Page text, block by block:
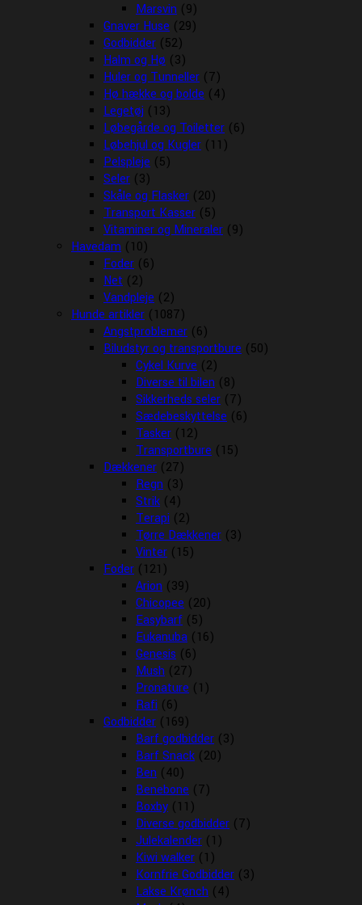
Marsvin (9)
Gnaver Huse (29)
Godbidder (52)
Halm og Hø (3)
Huler og Tunneller (7)
Hø hække og bolde (4)
Legetøj (13)
Løbegårde og Toiletter (6)
Løbehjul og Kugler (11)
Pelspleje (5)
Seler (3)
Skåle og Flasker (20)
Transport Kasser (5)
Vitaminer og Mineraler (9)
Havedam (10)
Foder (6)
Net (2)
Vandpleje (2)
Hunde artikler (1087)
Angstproblemer (6)
Biludstyr og transportbure (50)
Cykel Kurve (2)
Diverse til bilen (8)
Sikkerheds seler (7)
Sædebeskyttelse (6)
Tasker (12)
Transportbure (15)
Dækkener (27)
Regn (3)
Strik (4)
Terapi (2)
Tørre Dækkener (3)
Vinter (15)
Foder (121)
Arion (39)
Chicopee (20)
Easybarf (5)
Eukanuba (16)
Genesis (6)
Mush (27)
Pronature (1)
Rafi (6)
Godbidder (169)
Barf godbidder (3)
Barf Snack (20)
Ben (40)
Benebone (7)
Boxby (11)
Diverse godbidder (7)
Julekalender (1)
Kiwi walker (1)
Kornfrie Godbidder (3)
Lakse Krønch (4)